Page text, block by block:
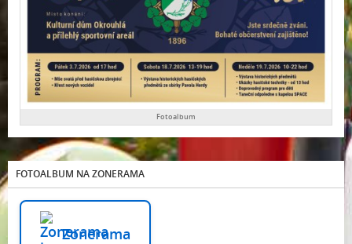
Fotoalbum
FOTOALBUM NA ZONERAMA
Zonerama